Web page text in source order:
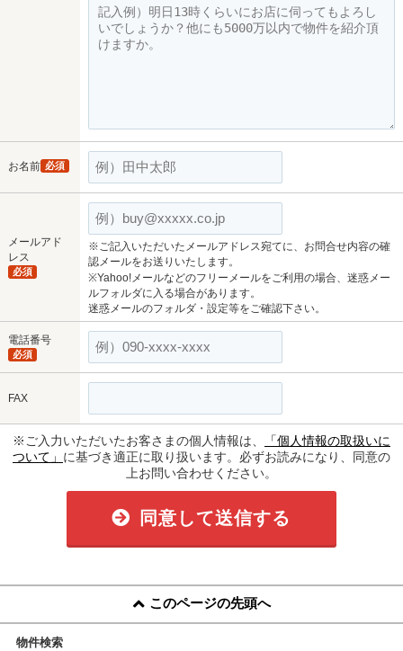
お名前 必須
メールアド
レス
必須
※ご記入いただいたメールアドレス宛てに、お問合せ内容の確
認メールをお送りいたします。
※Yahoo!メールなどのフリーメールをご利用の場合、迷惑メー
ルフォルダに入る場合があります。
迷惑メールのフォルダ・設定等をご確認下さい。
電話番号
必須
FAX
※ご入力いただいたお客さまの個人情報は、
「個人情報の取扱いに
ついて」 に基づき適正に取り扱います。必ずお読みになり、同意の
上お問い合わせください。
同意して送信する
このページの先頭へ
物件検索